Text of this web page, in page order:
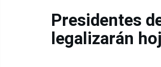
Presidentes
legalizarán